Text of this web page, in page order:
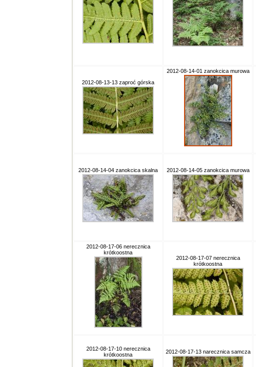
2012-08-13-13 zaproć górska
2012-08-14-01 zanokcica murowa
2012-08-14-04 zanokcica skalna 2012-08-14-05 zanokcica murowa
2012-08-17-06 nerecznica
krótkoostna
2012-08-17-07 nerecznica
krótkoostna
2012-08-17-10 nerecznica
krótkoostna
2012-08-17-13 narecznica samcza